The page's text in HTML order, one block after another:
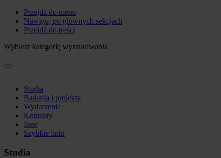
Przejdź do menu
Nawiguj po głównych sekcjach
Przejdź do treści
Wybierz kategorię wyszukiwania
Studia
Badania i projekty
Wydarzenia
Kontakty
Inne
Szybkie linki
Studia